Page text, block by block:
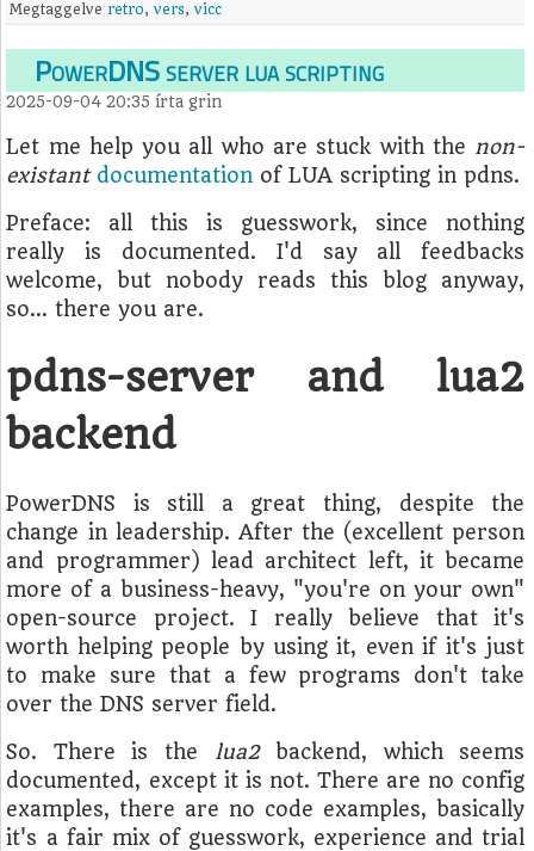
Megtaggelve retro,vers,vicc
PowerDNS server lua scripting
2025-09-04 20:35 írtagrin
Let me help you all who are stuck with the non-
existant documentation of LUA scripting in pdns.
Preface: all this is guesswork, since nothing
really is documented. I'd say all feedbacks
welcome, but nobody reads this blog anyway,
so… there you are.
pdns-server and lua2
backend
PowerDNS is still a great thing, despite the
change in leadership. After the (excellent person
and programmer) lead architect left, it became
more of a business-heavy, "you're on your own"
open-source project. I really believe that it's
worth helping people by using it, even if it's just
to make sure that a few programs don't take
over the DNS server field.
So. There is the
lua2backend, which seems
documented, except it is not. There are no config
examples, there are no code examples, basically
it's a fair mix of guesswork, experience and trial